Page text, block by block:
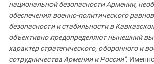
национальной безопасности Армении,
обеспечения военно-политического
безопасности и стабильности в
объективно предопределяют нынешний
характер стратегического, оборонного и
сотрудничества Армении и России".